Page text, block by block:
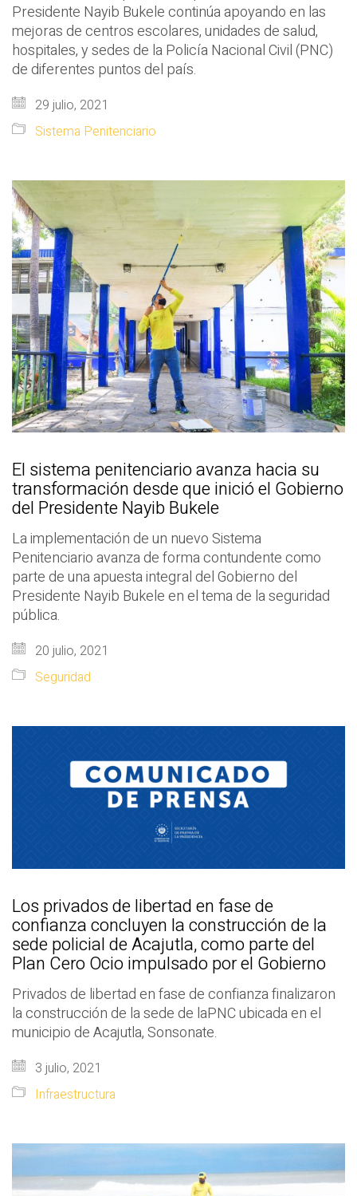
Presidente Nayib Bukele continúa apoyando en las
mejoras de centros escolares, unidades de salud,
hospitales, y sedes de la Policía Nacional Civil (PNC)
de diferentes puntos del país.
29 julio, 2021
Sistema Penitenciario
El sistema penitenciario avanza hacia su
transformación desde que inició el Gobierno
del Presidente Nayib Bukele
La implementación de un nuevo Sistema
Penitenciario avanza de forma contundente como
parte de una apuesta integral del Gobierno del
Presidente Nayib Bukele en el tema de la seguridad
pública.
20 julio, 2021
Seguridad
Los privados de libertad en fase de
confianza concluyen la construcción de la
sede policial de Acajutla, como parte del
Plan Cero Ocio impulsado por el Gobierno
Privados de libertad en fase de confianza finalizaron
la construcción de la sede de laPNC ubicada en el
municipio de Acajutla, Sonsonate.
3 julio, 2021
Infraestructura